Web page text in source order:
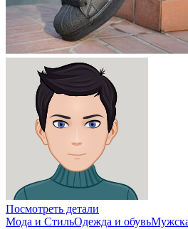
Посмотреть детали
Мода и СтильОдежда и обувь